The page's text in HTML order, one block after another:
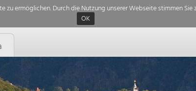
ermöglichen. Durch die Nutzung unserer Webseite stimmen
OK